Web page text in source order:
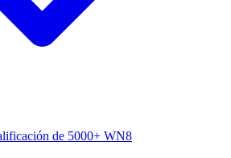
de 5000+ WN8